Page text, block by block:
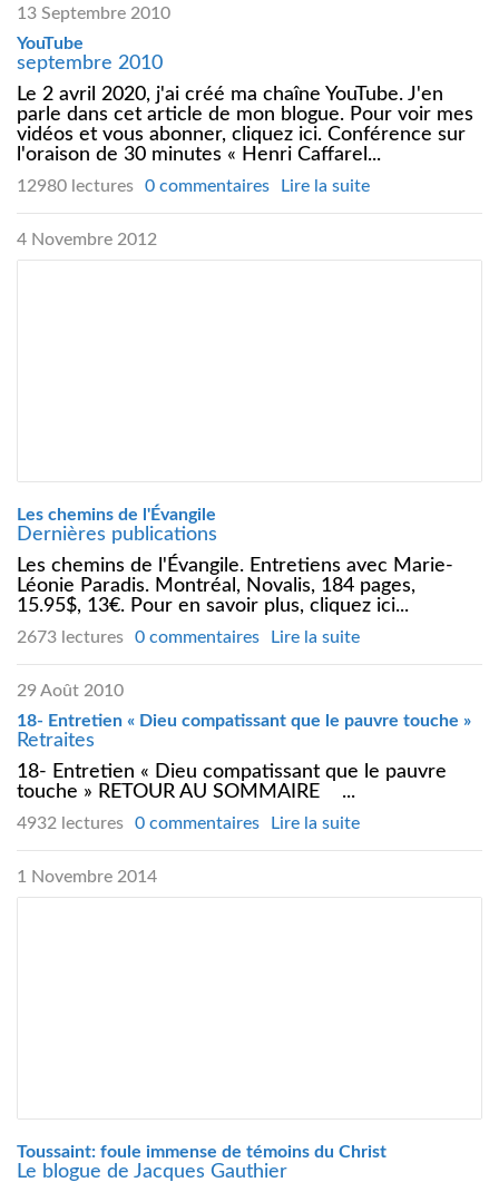
13 Septembre 2010
YouTube
septembre 2010
Le 2 avril 2020, j'ai créé ma chaîne YouTube. J'en
parle dans cet article de mon blogue. Pour voir mes
vidéos et vous abonner, cliquez ici. Conférence sur
l'oraison de 30 minutes « Henri Caffarel...
12980 lectures 0 commentaires Lire la suite
4 Novembre 2012
Les chemins de l'Évangile
Dernières publications
Les chemins de l'Évangile. Entretiens avec Marie-
Léonie Paradis. Montréal, Novalis, 184 pages,
15.95$, 13€. Pour en savoir plus, cliquez ici...
2673 lectures 0 commentaires Lire la suite
29 Août 2010
18- Entretien « Dieu compatissant que le pauvre touche »
Retraites
18- Entretien « Dieu compatissant que le pauvre
touche » RETOUR AU SOMMAIRE ...
4932 lectures 0 commentaires Lire la suite
1 Novembre 2014
Toussaint: foule immense de témoins du Christ
Le blogue de Jacques Gauthier